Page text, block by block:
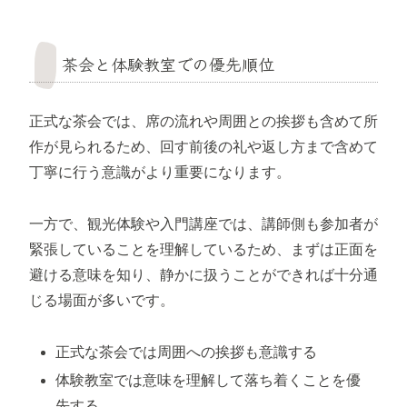
茶会と体験教室での優先順位
正式な茶会では、席の流れや周囲との挨拶も含めて所
作が見られるため、回す前後の礼や返し方まで含めて
丁寧に行う意識がより重要になります。
一方で、観光体験や入門講座では、講師側も参加者が
緊張していることを理解しているため、まずは正面を
避ける意味を知り、静かに扱うことができれば十分通
じる場面が多いです。
正式な茶会では周囲への挨拶も意識する
体験教室では意味を理解して落ち着くことを優